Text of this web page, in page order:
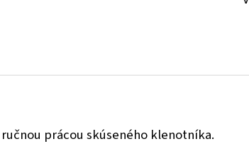
prácou skúseného klenotníka.